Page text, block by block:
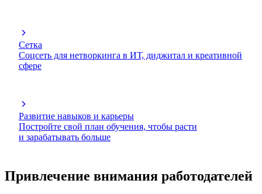
Сетка
Соцсеть для нетворкинга в ИТ, диджитал и креативной
сфере
Развитие навыков и карьеры
Постройте свой план обучения, чтобы расти
и зарабатывать больше
Привлечение внимания работодателей